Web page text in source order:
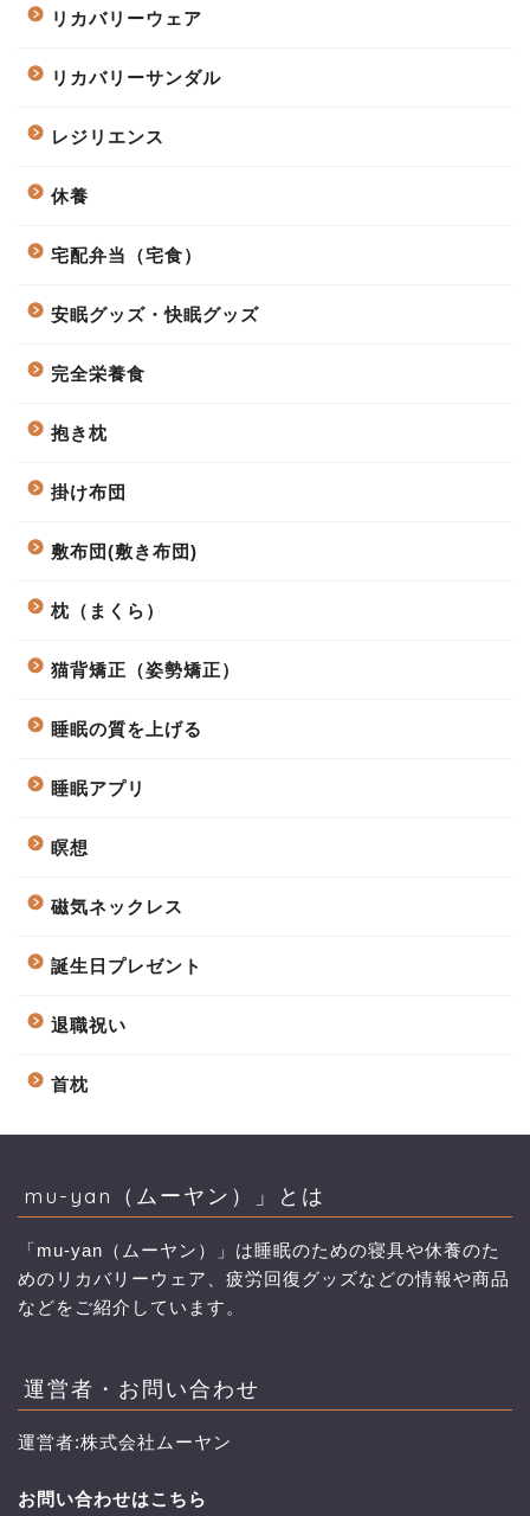
リカバリーウェア
リカバリーサンダル
レジリエンス
休養
宅配弁当（宅食）
安眠グッズ・快眠グッズ
完全栄養食
抱き枕
掛け布団
敷布団(敷き布団)
枕（まくら）
猫背矯正（姿勢矯正）
睡眠の質を上げる
睡眠アプリ
瞑想
磁気ネックレス
誕生日プレゼント
退職祝い
首枕
mu-yan（ムーヤン）」とは
「mu-yan（ムーヤン）」は睡眠のための寝具や休養のた
めのリカバリーウェア、疲労回復グッズなどの情報や商品
などをご紹介しています。
運営者・お問い合わせ
運営者:株式会社ムーヤン
お問い合わせはこちら